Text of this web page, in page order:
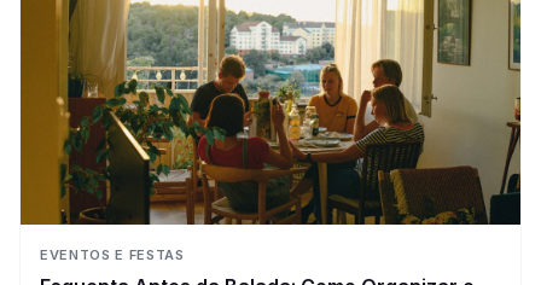
EVENTOS E FESTAS